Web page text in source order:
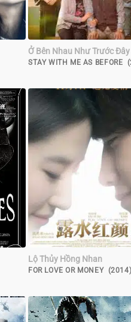
Ở Bên Nhau Như Trước Đây
STAY WITH ME AS BEFORE
Lộ Thủy Hồng Nhan
FOR LOVE OR MONEY (2014)